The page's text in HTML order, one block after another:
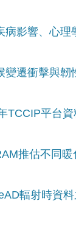
病影響、心理
變遷衝擊與韌
平台
推估不同暖
輻射時資料